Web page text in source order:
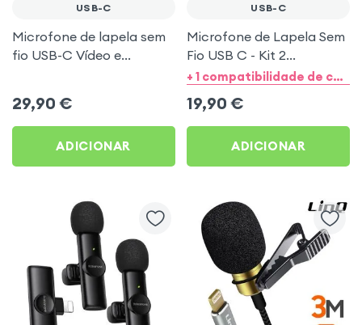
USB-C
Microfone de lapela sem
fio USB-C Vídeo e
29,90 €
ADICIONAR
USB-C
Microfone de Lapela Sem
Fio USB C - Kit 2
Microfones Preto
+ 1 compatibilidade de categoria
19,90 €
ADICIONAR